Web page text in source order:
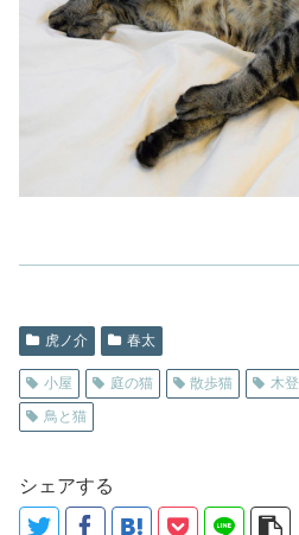
虎ノ介 春太
小屋 庭の猫 散歩猫 木
鳥と猫
シェアする